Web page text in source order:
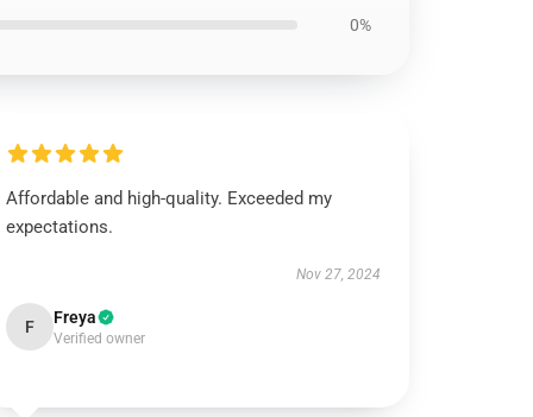
0%
Affordable and high-quality. Exceeded my
expectations.
Nov 27, 2024
F Freya
Verified owner